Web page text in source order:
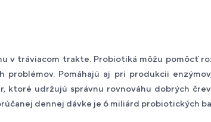
v tráviacom trakte. Probiotiká môžu pomôcť
Pomáhajú aj pri produkcii
ktoré udržujú správnu rovnováhu dobrých
dennej dávke je 6 miliárd probiotických